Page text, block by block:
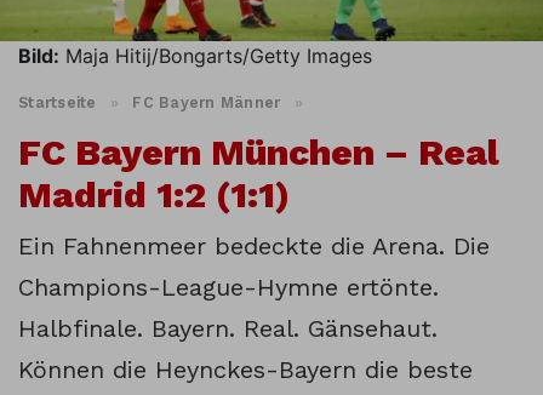
Bild: Maja Hitij/Bongarts/Getty Images
Startseite » FC Bayern Männer »
FC Bayern München – Real
Madrid 1:2 (1:1)
Ein Fahnenmeer bedeckte die Arena. Die
Champions-League-Hymne ertönte.
Halbfinale. Bayern. Real. Gänsehaut.
Können die Heynckes-Bayern die beste